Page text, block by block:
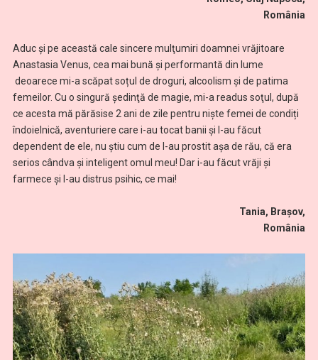
România
Aduc și pe această cale sincere mulţumiri doamnei vrăjitoare
Anastasia Venus, cea mai bună și performantă din lume
deoarece mi-a scăpat soțul de droguri, alcoolism și de patima
femeilor. Cu o singură şedinţă de magie, mi-a readus soţul, după
ce acesta mă părăsise 2 ani de zile pentru niște femei de condiți
îndoielnică, aventuriere care i-au tocat banii și l-au făcut
dependent de ele, nu știu cum de l-au prostit așa de rău, că era
serios cândva și inteligent omul meu! Dar i-au făcut vrăji și
farmece și l-au distrus psihic, ce mai!
Tania, Brașov,
România